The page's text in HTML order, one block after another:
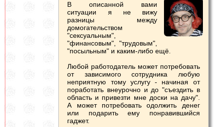
В описанной вами
ситуации я не вижу
разницы между
домогательством
"сексуальным",
"финансовым", "трудовым",
"посыльным" и каким-либо ещё.
Любой работодатель может потребовать
от зависимого сотрудника любую
неприятную тому услугу - начиная от
поработать внеурочно и до "съездить в
область и привезти мне доски на дачу".
А может потребовать одолжить денег
или подарить ему понравившийся
гаджет.